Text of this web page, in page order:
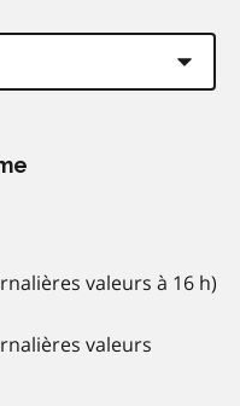
valeurs à 16 h)
valeurs